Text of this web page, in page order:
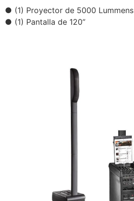
● (1) Proyector de 5000 Lummens
● (1) Pantalla de 120”